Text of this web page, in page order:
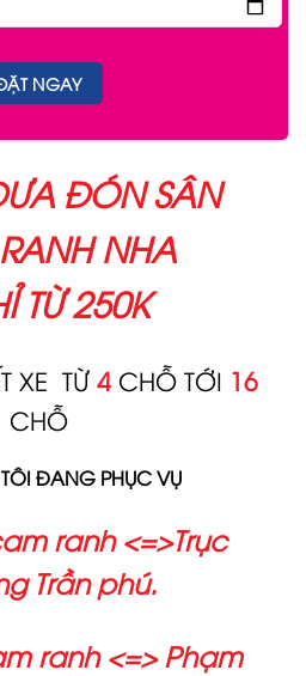
ĐÓN SÂN
NHA
TỪ 250K
XE TỪ 4 CHỖ TỚI 16
CHỖ
ĐANG PHỤC VỤ
ranh <=>Trục
Trần phú.
ranh <=> Phạm